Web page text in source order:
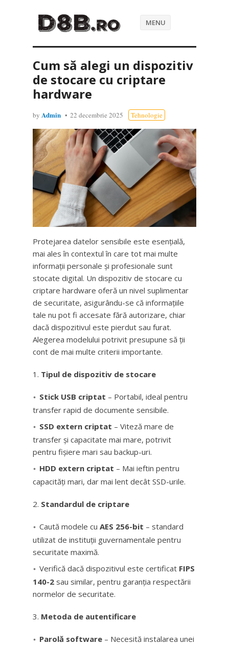
MENU
Cum să alegi un dispozitiv
de stocare cu criptare
hardware
by Admin 22 decembrie 2025 Tehnologie
Protejarea datelor sensibile este esențială,
mai ales în contextul în care tot mai multe
informații personale și profesionale sunt
stocate digital. Un dispozitiv de stocare cu
criptare hardware oferă un nivel suplimentar
de securitate, asigurându-se că informațiile
tale nu pot fi accesate fără autorizare, chiar
dacă dispozitivul este pierdut sau furat.
Alegerea modelului potrivit presupune să ții
cont de mai multe criterii importante.
Tipul de dispozitiv de stocare
Stick USB criptat – Portabil, ideal pentru
transfer rapid de documente sensibile.
SSD extern criptat – Viteză mare de
transfer și capacitate mai mare, potrivit
pentru fișiere mari sau backup-uri.
HDD extern criptat – Mai ieftin pentru
capacități mari, dar mai lent decât SSD-urile.
Standardul de criptare
Caută modele cu AES 256-bit – standard
utilizat de instituții guvernamentale pentru
securitate maximă.
Verifică dacă dispozitivul este certificat FIPS
140-2 sau similar, pentru garanția respectării
normelor de securitate.
Metoda de autentificare
Parolă software – Necesită instalarea unei